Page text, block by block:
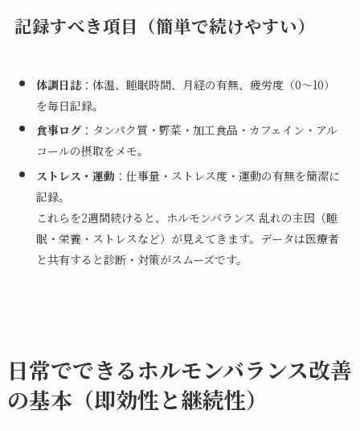
記録すべき項目（簡単で続けやすい）
体調日誌：体温、睡眠時間、月経の有無、疲労度（0〜10）
を毎日記録。
食事ログ：タンパク質・野菜・加工食品・カフェイン・アル
コールの摂取をメモ。
ストレス・運動 ：仕事量・ストレス度・運動の有無を簡潔に
記録。
これらを2週間続けると、ホルモンバランス 乱れの主因（睡
眠・栄養・ストレスなど）が見えてきます。データは医療者
と共有すると診断・対策がスムーズです。
日常でできるホルモンバランス改善
の基本（即効性と継続性）